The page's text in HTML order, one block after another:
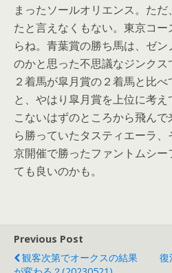
まったソールオリエンス。た
たと言えなくもない。東京コ
らね。青葉賞の勝ち馬は、ゼ
のかと思った不思議なジンク
２着馬が皐月賞の２着馬と比
と、やはり皐月賞を上位に考え
こないはずのところから飛ん
ら勝っていたタスティエーラ
京開催で勝ったファントムシー
ても良いのかも。
Previous Post
観客次第でオークスの結果
復